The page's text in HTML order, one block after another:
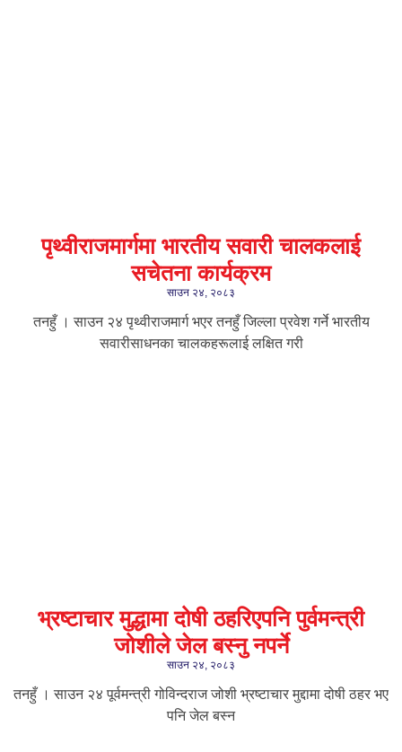
पृथ्वीराजमार्गमा भारतीय सवारी चालकलाई
सचेतना कार्यक्रम
साउन २४, २०८३
तनहुँ । साउन २४ पृथ्वीराजमार्ग भएर तनहुँ जिल्ला प्रवेश गर्ने भारतीय
सवारीसाधनका चालकहरूलाई लक्षित गरी
भ्रष्टाचार मुद्धामा दोषी ठहरिएपनि पुर्वमन्त्री
जोशीले जेल बस्नु नपर्ने
साउन २४, २०८३
तनहुँ । साउन २४ पूर्वमन्त्री गोविन्दराज जोशी भ्रष्टाचार मुद्दामा दोषी ठहर भए
पनि जेल बस्न